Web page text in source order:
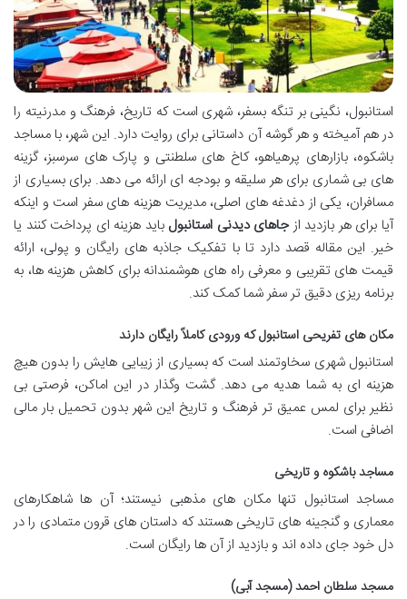
استانبول، نگینی بر تنگه بسفر، شهری است که تاریخ، فرهنگ و مدرنیته را
در هم آمیخته و هر گوشه آن داستانی برای روایت دارد. این شهر، با مساجد
باشکوه، بازارهای پرهیاهو، کاخ های سلطنتی و پارک های سرسبز، گزینه
های بی شماری برای هر سلیقه و بودجه ای ارائه می دهد. برای بسیاری از
مسافران، یکی از دغدغه های اصلی، مدیریت هزینه های سفر است و اینکه
آیا برای هر بازدید ازجاهای دیدنی استانبول باید هزینه ای پرداخت کنند یا
خیر. این مقاله قصد دارد تا با تفکیک جاذبه های رایگان و پولی، ارائه
قیمت های تقریبی و معرفی راه های هوشمندانه برای کاهش هزینه ها، به
برنامه ریزی دقیق تر سفر شما کمک کند.
مکان های تفریحی استانبول که ورودی کاملاًرایگان دارند
استانبول شهری سخاوتمند است که بسیاری از زیبایی هایش را بدون هیچ
هزینه ای به شما هدیه می دهد. گشت وگذار در این اماکن، فرصتی بی
نظیر برای لمس عمیق تر فرهنگ و تاریخ این شهر بدون تحمیل بار مالی
اضافی است.
مساجد باشکوه و تاریخی
مساجد استانبول تنها مکان های مذهبی نیستند؛ آن ها شاهکارهای
معماری و گنجینه های تاریخی هستند که داستان های قرون متمادی را در
دل خود جای داده اند و بازدید از آن ها رایگان است.
مسجد سلطان احمد (مسجد آبی)